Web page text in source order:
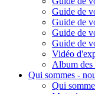
Guide de
Guide de
Guide de
Guide de
Vidéo
Album des
Qui sommes -
Qui